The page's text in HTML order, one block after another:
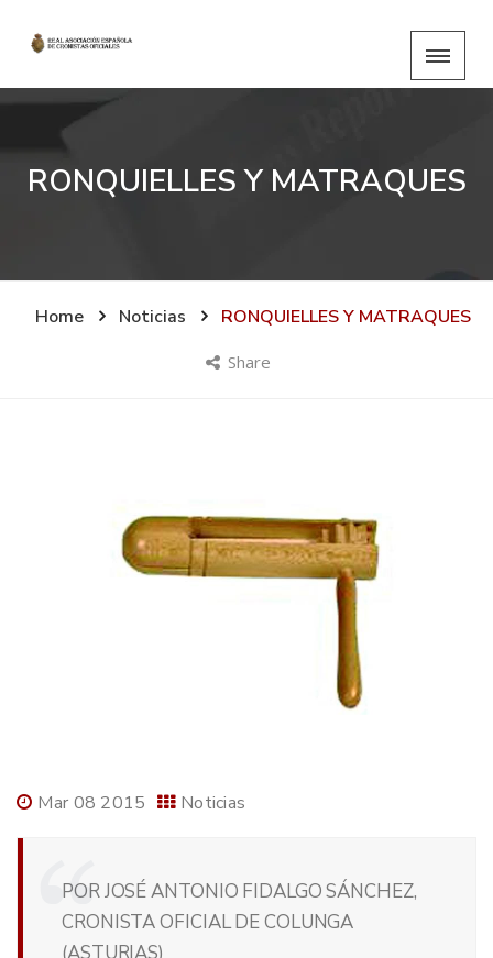
RONQUIELLES Y MATRAQUES
Home Noticias RONQUIELLES Y MATRAQUES
Share
Mar 08 2015 Noticias
POR JOSÉ ANTONIO FIDALGO SÁNCHEZ,
CRONISTA OFICIAL DE COLUNGA